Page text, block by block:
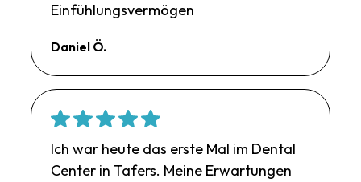
Einfühlungsvermögen
Daniel Ö.
Ich war heute das erste Mal im Dental
Center in Tafers. Meine Erwartungen